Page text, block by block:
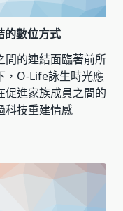
的數位方式
間的連結面臨著前所
，O-Life詠生時光應
促進家族成員之間的
科技重建情感